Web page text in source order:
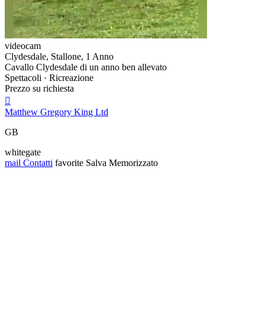
videocam
Clydesdale, Stallone, 1 Anno
Cavallo Clydesdale di un anno ben allevato
Spettacoli · Ricreazione
Prezzo su richiesta

Matthew Gregory King Ltd
GB
whitegate
mail Contatti favorite Salva Memorizzato